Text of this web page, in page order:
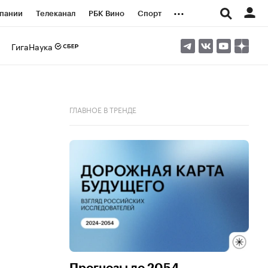
Телеканал РБК Вино Спорт ...
ГигаНаука
ГЛАВНОЕ В ТРЕНДЕ